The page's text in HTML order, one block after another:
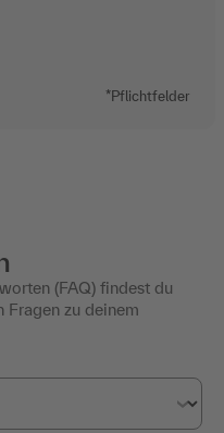
*Pflichtfelder
(FAQ) findest du
Fragen zu deinem